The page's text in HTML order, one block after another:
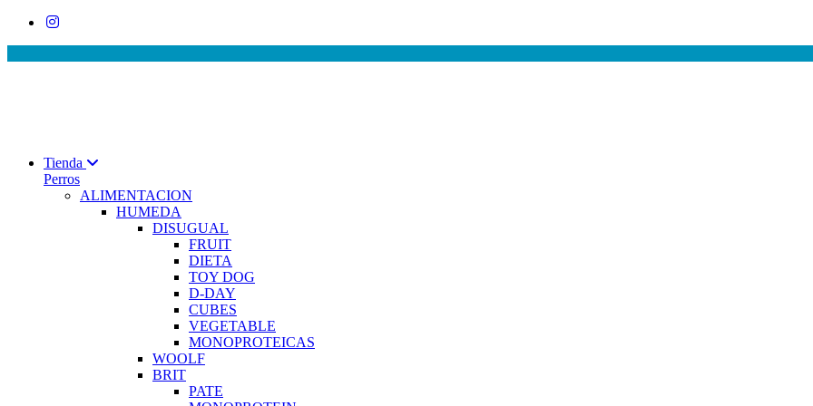
Tienda
Perros
ALIMENTACION
HUMEDA
DISUGUAL
FRUIT
DIETA
TOY DOG
D-DAY
CUBES
VEGETABLE
MONOPROTEICAS
WOOLF
BRIT
PATE